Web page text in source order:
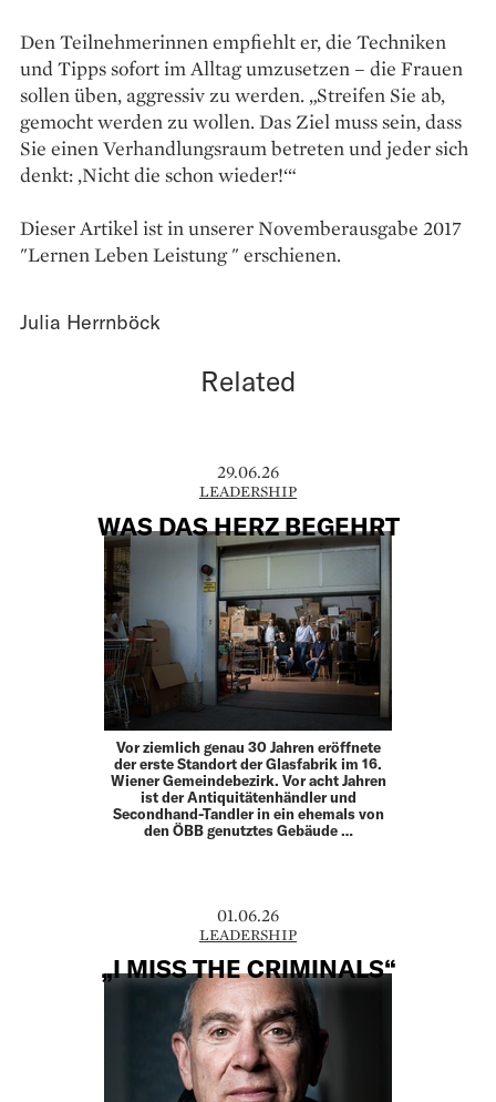
Den Teilnehmerinnen empfiehlt er, die Techniken
und Tipps sofort im Alltag umzusetzen – die Frauen
sollen üben, aggressiv zu werden. „Streifen Sie ab,
gemocht werden zu wollen. Das Ziel muss sein, dass
Sie einen Verhandlungsraum betreten und jeder sich
denkt: ‚Nicht die schon wieder!‘“
Dieser Artikel ist in unserer Novemberausgabe 2017
"Lernen Leben Leistung " erschienen.
Julia Herrnböck
Related
29.06.26
LEADERSHIP
WAS DAS HERZ BEGEHRT
Vor ziemlich genau 30 Jahren eröffnete
der erste Standort der Glasfabrik im 16.
Wiener Gemeindebezirk. Vor acht ­Jahren
ist der Antiquitätenhändler und
Secondhand-­Tandler in ein ehemals von
den ÖBB genutztes Gebäude …
01.06.26
LEADERSHIP
„I MISS THE CRIMINALS“